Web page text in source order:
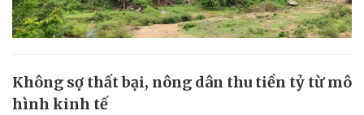
Không sợ thất bại, nông dân thu tiền tỷ từ mô
hình kinh tế